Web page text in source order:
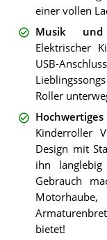
einer vollen
Musik und
Elektrischer
USB-
Roller
Kinderroller
Design mit
ihn
Gebrauch
bietet!